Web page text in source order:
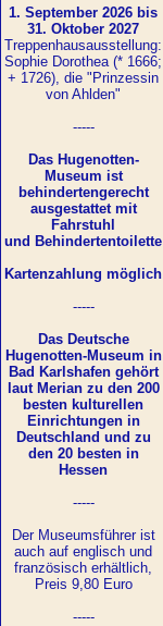
1. September 2026 bis
31. Oktober 2027
Treppenhausausstellung:
Sophie Dorothea (* 1666;
+ 1726), die "Prinzessin
von Ahlden"
-----
Das Hugenotten-
Museum ist
behindertengerecht
ausgestattet mit
Fahrstuhl
und Behindertentoilette
Kartenzahlung möglich
-----
Das Deutsche
Hugenotten-Museum in
Bad Karlshafen gehört
laut Merian zu den 200
besten kulturellen
Einrichtungen in
Deutschland und zu
den 20 besten in
Hessen
-----
Der Museumsführer ist
auch auf englisch und
französisch erhältlich,
Preis 9,80 Euro
-----